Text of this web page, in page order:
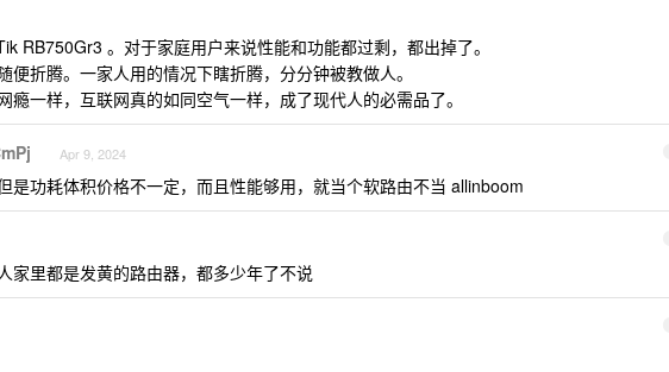
RB750Gr3 。对于家庭用户来说性能和功能都过剩，都出掉了。
便折腾。一家人用的情况下瞎折腾，分分钟被教做人。
瘾一样，互联网真的如同空气一样，成了现代人的必需品了。
Apr 9, 2024
是功耗体积价格不一定，而且性能够用，就当个软路由不当 allinboom
家里都是发黄的路由器，都多少年了不说